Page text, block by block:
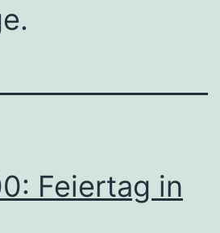
Feiertag in